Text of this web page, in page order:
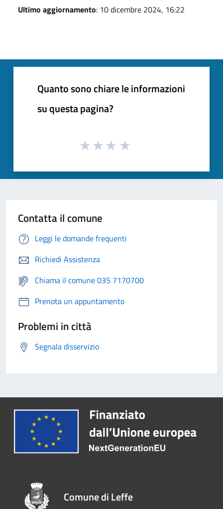
Ultimo aggiornamento: 10 dicembre 2024, 16:22
Quanto sono chiare le informazioni
su questa pagina?
Contatta il comune
Leggi le domande frequenti
Richiedi Assistenza
Chiama il comune 035 7170700
Prenota un appuntamento
Problemi in città
Segnala disservizio
Comune di Leffe